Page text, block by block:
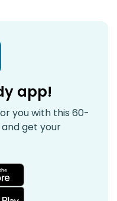
app!
you with this 60-
get your